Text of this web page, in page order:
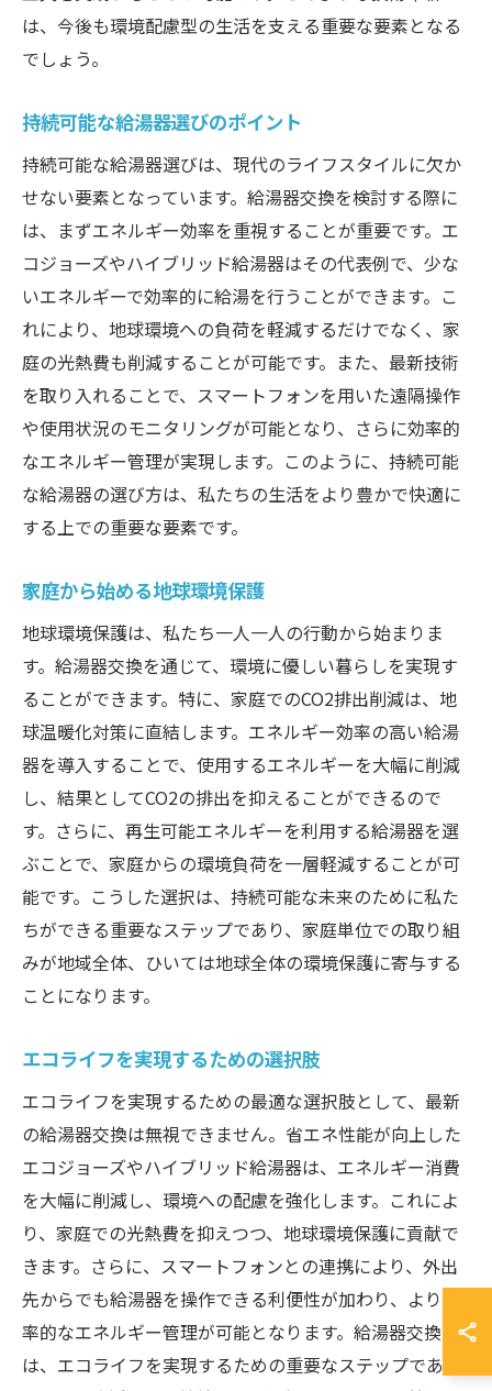
は、今後も環境配慮型の生活を支える重要な要素となる
でしょう。
持続可能な給湯器選びのポイント
持続可能な給湯器選びは、現代のライフスタイルに欠か
せない要素となっています。給湯器交換を検討する際に
は、まずエネルギー効率を重視することが重要です。エ
コジョーズやハイブリッド給湯器はその代表例で、少な
いエネルギーで効率的に給湯を行うことができます。こ
れにより、地球環境への負荷を軽減するだけでなく、家
庭の光熱費も削減することが可能です。また、最新技術
を取り入れることで、スマートフォンを用いた遠隔操作
や使用状況のモニタリングが可能となり、さらに効率的
なエネルギー管理が実現します。このように、持続可能
な給湯器の選び方は、私たちの生活をより豊かで快適に
する上での重要な要素です。
家庭から始める地球環境保護
地球環境保護は、私たち一人一人の行動から始まりま
す。給湯器交換を通じて、環境に優しい暮らしを実現す
ることができます。特に、家庭でのCO2排出削減は、地
球温暖化対策に直結します。エネルギー効率の高い給湯
器を導入することで、使用するエネルギーを大幅に削減
し、結果としてCO2の排出を抑えることができるので
す。さらに、再生可能エネルギーを利用する給湯器を選
ぶことで、家庭からの環境負荷を一層軽減することが可
能です。こうした選択は、持続可能な未来のために私た
ちができる重要なステップであり、家庭単位での取り組
みが地域全体、ひいては地球全体の環境保護に寄与する
ことになります。
エコライフを実現するための選択肢
エコライフを実現するための最適な選択肢として、最新
の給湯器交換は無視できません。省エネ性能が向上した
エコジョーズやハイブリッド給湯器は、エネルギー消費
を大幅に削減し、環境への配慮を強化します。これによ
り、家庭での光熱費を抑えつつ、地球環境保護に貢献で
きます。さらに、スマートフォンとの連携により、外出
先からでも給湯器を操作できる利便性が加わり、より効
率的なエネルギー管理が可能となります。給湯器交換
は、エコライフを実現するための重要なステップであ